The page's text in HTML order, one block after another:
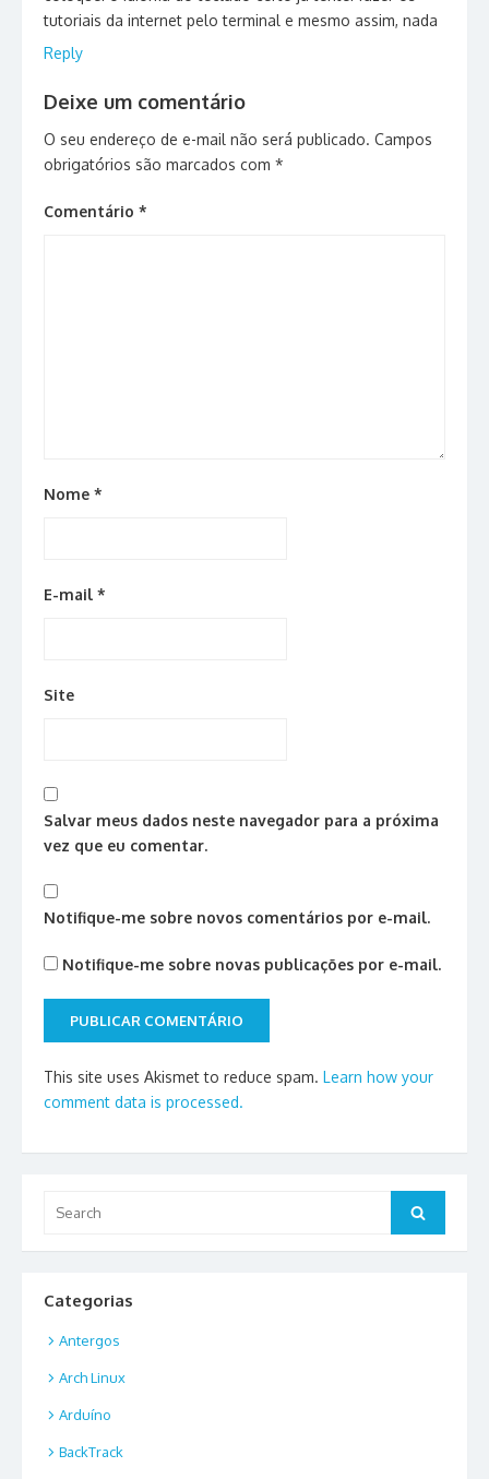
tutoriais da internet pelo terminal e mesmo assim, nada
Reply
Deixe um comentário
O seu endereço de e-mail não será publicado. Campos
obrigatórios são marcados com *
Comentário *
Nome *
E-mail *
Site
Salvar meus dados neste navegador para a próxima
vez que eu comentar.
Notifique-me sobre novos comentários por e-mail.
Notifique-me sobre novas publicações por e-mail.
This site uses Akismet to reduce spam. Learn how your
comment data is processed.
for:
Search
Categorias
Antergos
Arch Linux
Arduíno
BackTrack